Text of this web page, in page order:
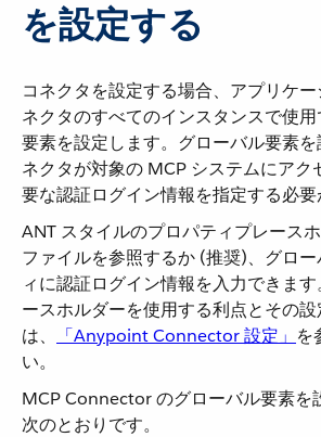
を設定する
コネクタを設定する場合、アプリケ
ネクタのすべてのインスタンスで使
要素を設定します。グローバル要素
ネクタが対象の MCP システムにアク
要な認証ログイン情報を指定する必要
ANT スタイルのプロパティプレース
ファイルを参照するか (推奨)、グロ
ィに認証ログイン情報を入力できま
ースホルダーを使用する利点とその
は、​
「Anypoint Connector 設定」 を
い。
MCP Connector のグローバル要素を
次のとおりです。